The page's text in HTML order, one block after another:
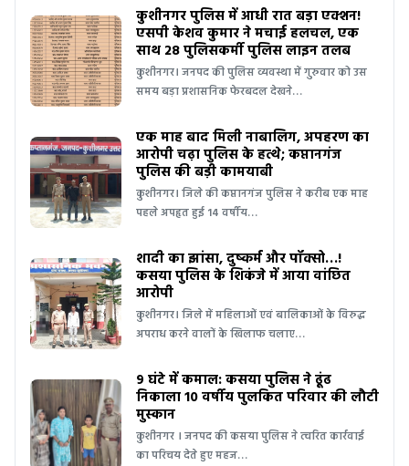
कुशीनगर पुलिस में आधी रात बड़ा एक्शन!
एसपी केशव कुमार ने मचाई हलचल, एक
साथ 28 पुलिसकर्मी पुलिस लाइन तलब
कुशीनगर। जनपद की पुलिस व्यवस्था में गुरुवार को उस
समय बड़ा प्रशासनिक फेरबदल देखने…
एक माह बाद मिली नाबालिग, अपहरण का
आरोपी चढ़ा पुलिस के हत्थे; कप्तानगंज
पुलिस की बड़ी कामयाबी
कुशीनगर। जिले की कप्तानगंज पुलिस ने करीब एक माह
पहले अपहृत हुई 14 वर्षीय…
शादी का झांसा, दुष्कर्म और पॉक्सो…!
कसया पुलिस के शिकंजे में आया वांछित
आरोपी
कुशीनगर। जिले में महिलाओं एवं बालिकाओं के विरुद्ध
अपराध करने वालों के खिलाफ चलाए…
9 घंटे में कमाल: कसया पुलिस ने ढूंढ
निकाला 10 वर्षीय पुलकित परिवार की लौटी
मुस्कान
कुशीनगर । जनपद की कसया पुलिस ने त्वरित कार्रवाई
का परिचय देते हुए महज…